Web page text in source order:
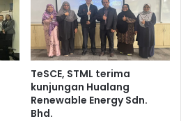
TeSCE, STML terima
kunjungan Hualang
Renewable Energy Sdn.
Bhd.